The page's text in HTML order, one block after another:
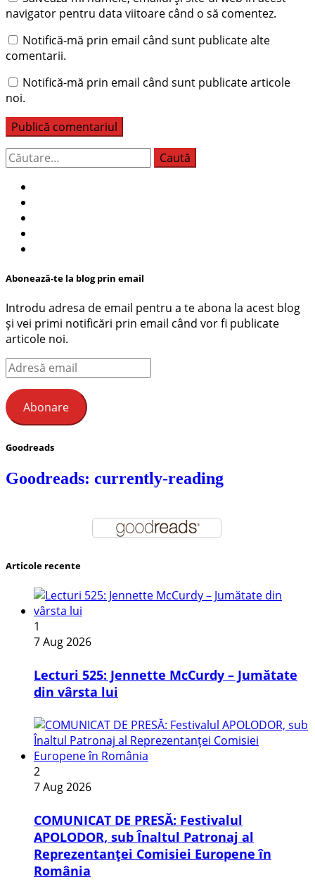
navigator pentru data viitoare când o să comentez.
Notifică-mă prin email când sunt publicate alte
comentarii.
Notifică-mă prin email când sunt publicate articole
noi.
Caută
după:
Abonează-te la blog prin email
Introdu adresa de email pentru a te abona la acest blog
și vei primi notificări prin email când vor fi publicate
articole noi.
Adresă
email
Abonare
Goodreads
Goodreads: currently-reading
Articole recente
1
7 Aug 2026
Lecturi 525: Jennette McCurdy – Jumătate
din vârsta lui
2
7 Aug 2026
COMUNICAT DE PRESĂ: Festivalul
APOLODOR, sub Înaltul Patronaj al
Reprezentanței Comisiei Europene în
România